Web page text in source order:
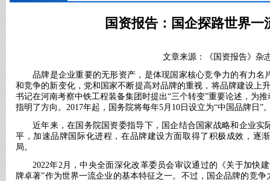
国资报告：国企探路世界一
文章来源：《国资报告》杂
品牌是企业重要的无形资产，是体现国家核心竞争力的有力名
和竞争的新变化，党和国家不断提高对品牌的重视，将品牌建设上
书记在河南考察中铁工程装备集团时提出“三个转变”重要论述，为
指明了方向。2017年起，国务院将每年5月10日设立为“中国品牌日”
近年来，在国务院国资委指导下，国企结合国家战略和企业实
平，加速品牌国际化进程，在品牌建设方面取得了积极成效，逐
局。
2022年2月，中央全面深化改革委员会审议通过的《关于加快
牌卓著”作为世界一流企业的基本特征之一。不过，国企品牌的竞